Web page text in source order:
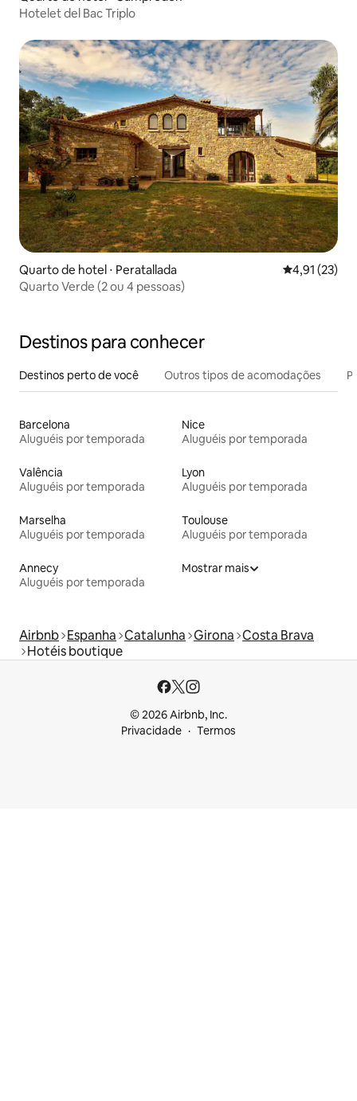
Hotelet del Bac Triplo
Quarto de hotel ⋅ Peratallada 4,91 de uma
4,91 (23)
Quarto Verde (2 ou 4 pessoas)
Destinos para conhecer
Destinos perto de você Outros tipos de acomodações
Barcelona
Aluguéis por temporada
Nice
Aluguéis por temporada
Valência
Aluguéis por temporada
Lyon
Aluguéis por temporada
Marselha
Aluguéis por temporada
Toulouse
Aluguéis por temporada
Annecy
Aluguéis por temporada
Mostrar mais
Airbnb Espanha Catalunha Girona Costa Brava
Hotéis boutique
© 2026 Airbnb, Inc.
Privacidade
Termos